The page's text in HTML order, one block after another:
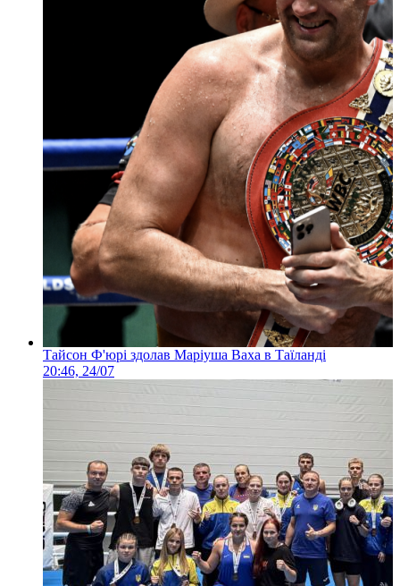
Тайсон Ф'юрі здолав Маріуша Ваха в Таїланді
20:46, 24/07